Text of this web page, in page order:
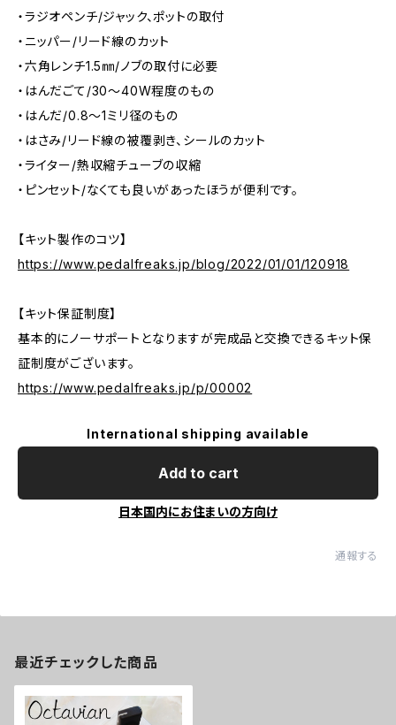
・ラジオペンチ/ジャック、ポットの取付
・ニッパー/リード線のカット
・六角レンチ1.5㎜/ノブの取付に必要
・はんだごて/30～40W程度のもの
・はんだ/0.8～1ミリ径のもの
・はさみ/リード線の被覆剥き、シールのカット
・ライター/熱収縮チューブの収縮
・ピンセット/なくても良いがあったほうが便利です。
【キット製作のコツ】
https://www.pedalfreaks.jp/blog/2022/01/01/120918
【キット保証制度】
基本的にノーサポートとなりますが完成品と交換できるキット保
証制度がございます。
https://www.pedalfreaks.jp/p/00002
International shipping available
Add to cart
日本国内にお住まいの方向け
通報する
最近チェックした商品